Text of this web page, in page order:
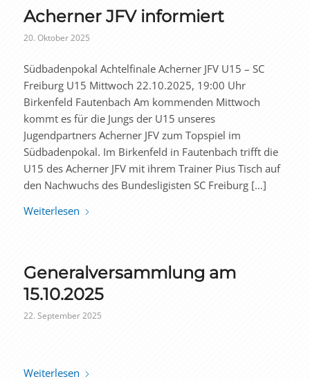
Acherner JFV informiert
20. Oktober 2025
Südbadenpokal Achtelfinale Acherner JFV U15 – SC
Freiburg U15 Mittwoch 22.10.2025, 19:00 Uhr
Birkenfeld Fautenbach Am kommenden Mittwoch
kommt es für die Jungs der U15 unseres
Jugendpartners Acherner JFV zum Topspiel im
Südbadenpokal. Im Birkenfeld in Fautenbach trifft die
U15 des Acherner JFV mit ihrem Trainer Pius Tisch auf
den Nachwuchs des Bundesligisten SC Freiburg […]
Weiterlesen
Generalversammlung am
15.10.2025
22. September 2025
Weiterlesen